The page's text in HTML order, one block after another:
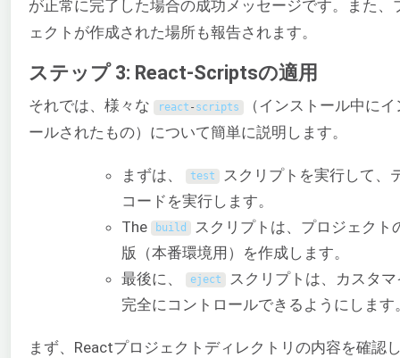
が正常に完了した場合の成功メッセージです。また、
ェクトが作成された場所も報告されます。
ステップ 3: React-Scriptsの適用
それでは、様々な react - scripts （インストール中にイ
ールされたもの）について簡単に説明します。
まずは、 test スクリプトを実行して、
コードを実行します。
The
build スクリプトは、プロジェクト
版（本番環境用）を作成します。
最後に、
eject スクリプトは、カスタマ
完全にコントロールできるようにします
まず、Reactプロジェクトディレクトリの内容を確認